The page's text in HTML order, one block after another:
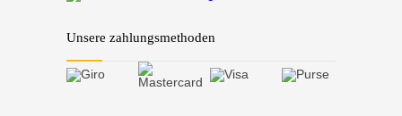
Unsere zahlungsmethoden